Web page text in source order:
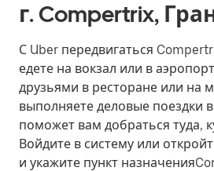
г. Compertrix,
С Uber передвигаться
едете на вокзал или в
друзьями в ресторане или на
выполняете деловые поездки
поможет вам добраться туда,
Войдите в систему или
и укажите пункт